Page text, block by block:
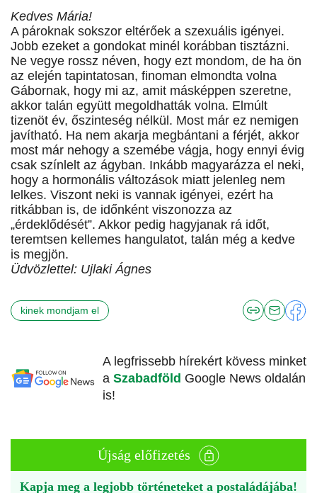
Kedves Mária!
A pároknak sokszor eltérőek a szexuális igényei.
Jobb ezeket a gondokat minél korábban tisztázni.
Ne vegye rossz néven, hogy ezt mondom, de ha ön
az elején tapintatosan, finoman elmondta volna
Gábornak, hogy mi az, amit másképpen szeretne,
akkor talán együtt megoldhatták volna. Elmúlt
tizenöt év, őszinteség nélkül. Most már ez nemigen
javítható. Ha nem akarja megbántani a férjét, akkor
most már nehogy a szemébe vágja, hogy ennyi évig
csak színlelt az ágyban. Inkább magyarázza el neki,
hogy a hormonális változások miatt jelenleg nem
lelkes. Viszont neki is vannak igényei, ezért ha
ritkábban is, de időnként viszonozza az
„érdeklődését”. Akkor pedig hagyjanak rá időt,
teremtsen kellemes hangulatot, talán még a kedve
is megjön.
Üdvözlettel: Ujlaki Ágnes
kinek mondjam el
A legfrissebb hírekért kövess minket
a Szabadföld Google News oldalán
is!
Újság előfizetés
Kapja meg a legjobb történeteket a postaládájába!